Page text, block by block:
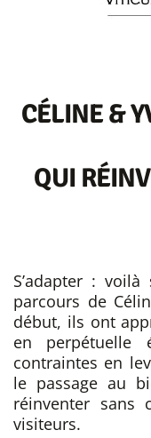
CÉLINE &
QUI
S’adapter :
parcours de
début, ils ont
en perpétuelle
contraintes en
le passage au
réinventer sans
visiteurs.